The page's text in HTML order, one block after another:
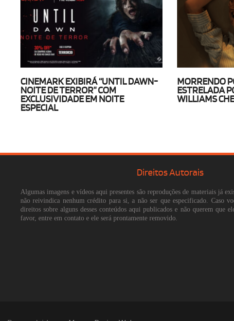
CINEMARK EXIBIRÁ “UNTIL DAWN-
NOITE DE TERROR” COM
EXCLUSIVIDADE EM NOITE
ESPECIAL
MORRENDO
ESTRELADA
WILLIAMS
Direitos Autorais
Algumas imagens e vídeos aqui presentes são reproduções de materiais já
não reivindica nenhum crédito para si, a não ser que especificado. Caso
direitos sobre alguns desses conteúdos aqui publicados e não querem que
favor, entre em contato e ele será prontamente removido.